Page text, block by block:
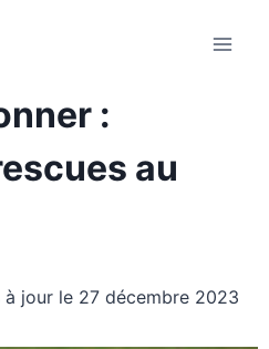
:
au
à jour le 27 décembre 2023